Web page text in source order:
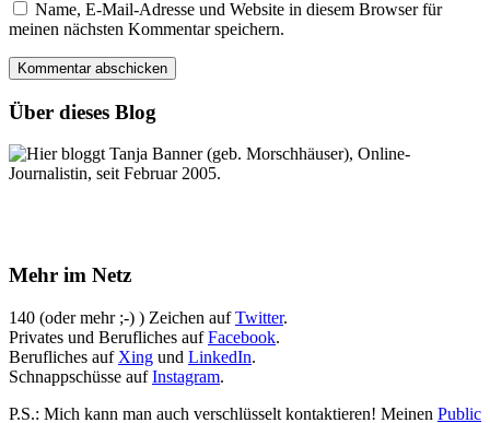
Name, E-Mail-Adresse und Website in diesem Browser für
meinen nächsten Kommentar speichern.
Über dieses Blog
Hier bloggt Tanja Banner (geb. Morschhäuser), Online-
Journalistin, seit Februar 2005.
Mehr im Netz
140 (oder mehr ;-) ) Zeichen aufTwitter.
Privates und Berufliches aufFacebook.
Berufliches auf Xing und LinkedIn.
Schnappschüsse aufInstagram.
P.S.: Mich kann man auch verschlüsselt kontaktieren! Meinen Public